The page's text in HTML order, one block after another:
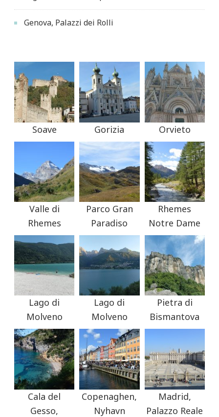
Genova, Palazzi dei Rolli
Soave Gorizia Orvieto
Valle di
Rhemes
Parco Gran
Paradiso
Rhemes
Notre Dame
Lago di
Molveno
Lago di
Molveno
Pietra di
Bismantova
Cala del
Gesso,
Copenaghen,
Nyhavn
Madrid,
Palazzo Reale